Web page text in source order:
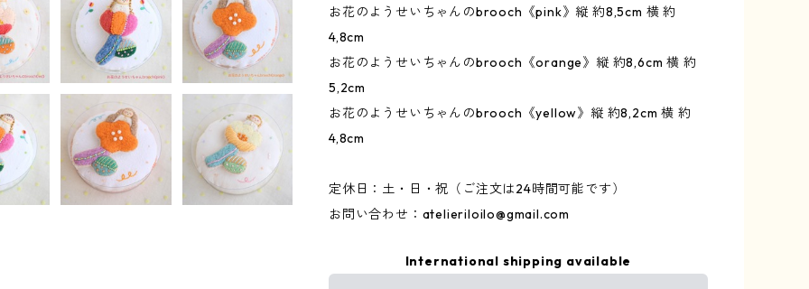
お花のようせいちゃんのbrooch《pink》縦 約8,5cm 横 約
4,8cm
お花のようせいちゃんのbrooch《orange》縦 約8,6cm 横 約
5,2cm
お花のようせいちゃんのbrooch《yellow》縦 約8,2cm 横 約
4,8cm
定休日：土・日・祝（ご注文は24時間可能です）
お問い合わせ： atelieriloilo@gmail.com
International shipping available